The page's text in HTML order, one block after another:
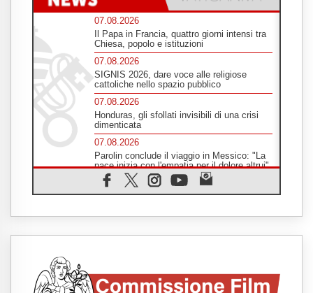
07.08.2026
Il Papa in Francia, quattro giorni intensi tra
Chiesa, popolo e istituzioni
07.08.2026
SIGNIS 2026, dare voce alle religiose
cattoliche nello spazio pubblico
07.08.2026
Honduras, gli sfollati invisibili di una crisi
dimenticata
07.08.2026
Parolin conclude il viaggio in Messico: "La
pace inizia con l'empatia per il dolore altrui"
07.08.2026
Uruguay, il presidente dei vescovi: la visita
Gaza, la strage dei bambini non si ferma:
Medio Oriente, non c'è accordo tra Libano e
Israele